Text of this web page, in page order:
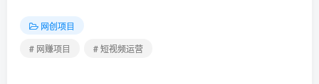
网创项目
# 网赚项目
# 短视频运营